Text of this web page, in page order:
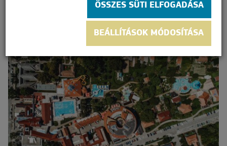
ÖSSZES SÜTI ELFOGADÁSA
BEÁLLÍTÁSOK MÓDOSÍTÁSA